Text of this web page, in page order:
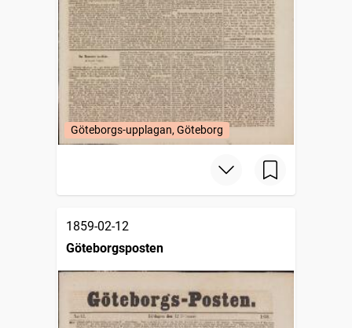
Göteborgs-upplagan, Göteborg
1859-02-12
Göteborgsposten